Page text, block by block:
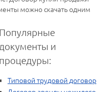
можно скачать одним
Популярные
документы и
процедуры:
Типовой трудовой договор